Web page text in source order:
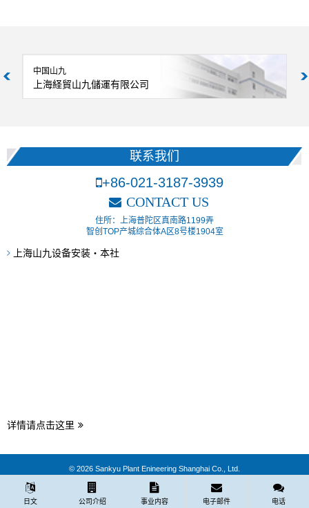
中国山九
上海経貿山九儲運有限公司
联系我们
+86-021-3187-3939
CONTACT US
住所：上海普陀区真南路1199弄
智创TOP产城综合体A区8号楼1904室
上海山九设备安装・本社
详情请点击这里
© 2026 Sankyu Plant Enineering Shanghai Co., Ltd.
日文 公司介绍 事业内容 电子邮件 电话